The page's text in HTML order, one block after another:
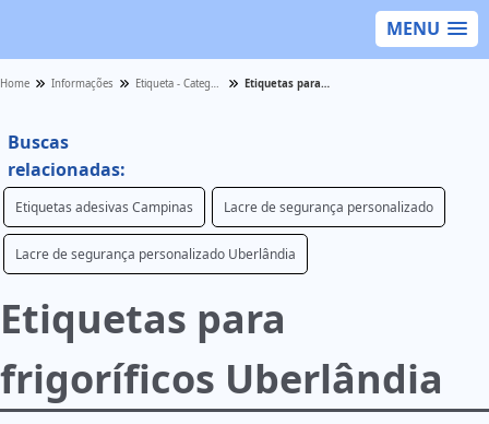
MENU
Home Informações Etiqueta - Categoria Etiquetas para frigoríficos Uberlândia
Buscas
relacionadas:
Etiquetas adesivas Campinas Lacre de segurança personalizado
Lacre de segurança personalizado Uberlândia
Etiquetas para
frigoríficos Uberlândia